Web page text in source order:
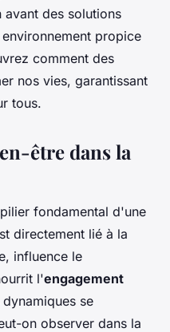
avant des solutions
propice
comment des
nos vies, garantissant
tous.
être dans la
fondamental d'une
directement lié à la
, influence le
l'engagement
se
on observer dans la